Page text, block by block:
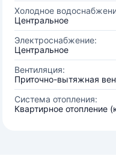
Холодное
Центральное
Электроснабжение:
Центральное
Вентиляция:
Приточно-вытяжная
Система отопления:
Квартирное отопление